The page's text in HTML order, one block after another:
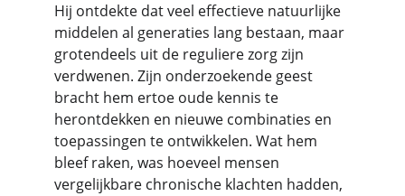
Hij ontdekte dat veel effectieve natuurlijke
middelen al generaties lang bestaan, maar
grotendeels uit de reguliere zorg zijn
verdwenen. Zijn onderzoekende geest
bracht hem ertoe oude kennis te
herontdekken en nieuwe combinaties en
toepassingen te ontwikkelen. Wat hem
bleef raken, was hoeveel mensen
vergelijkbare chronische klachten hadden,